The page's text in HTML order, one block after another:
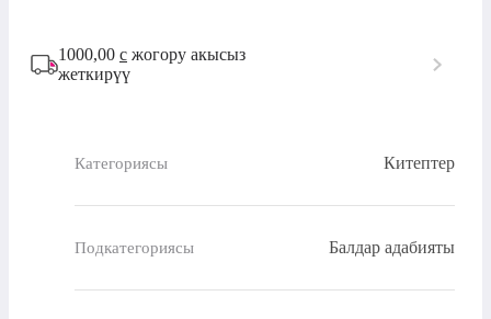
1000,00 с жогору акысыз
жеткирүү
Категориясы Китептер
Подкатегориясы Балдар адабияты